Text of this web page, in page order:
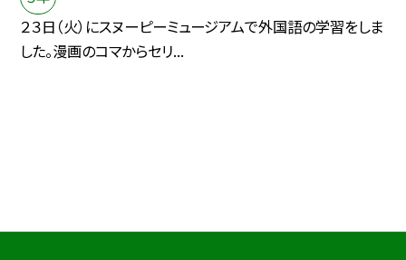
２３日（火）にスヌーピーミュージアムで外国語の学習をしま
した。漫画のコマからセリ...